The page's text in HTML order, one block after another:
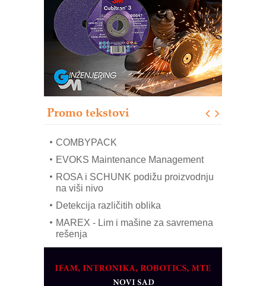
Promo tekstovi
RMQ-TITAN ADVANCED INDICATOR
– Pametna signalizacija za efikasnije
upravljanje mašinama
Sigurnije ispitivanje transformatora u
solarnim elektranama i vetroparkovima
Pranje točkova na gradilištu- standard
modernog i odgovornog građenja
mrežnog pretvarača sa tečnim
COMBYPACK
EVOKS Maintenance Management
ROSA i SCHUNK podižu proizvodnju
na viši nivo
Detekcija različitih oblika
MAREX - Lim i mašine za savremena
rešenja
partner
CTO - Prilagodite svoju toplinsku